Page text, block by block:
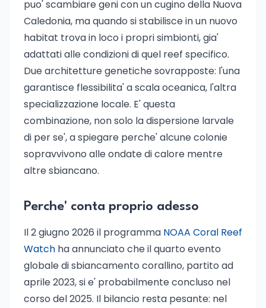
puo' scambiare geni con un cugino della Nuova
Caledonia, ma quando si stabilisce in un nuovo
habitat trova in loco i propri simbionti, gia'
adattati alle condizioni di quel reef specifico.
Due architetture genetiche sovrapposte: l'una
garantisce flessibilita' a scala oceanica, l'altra
specializzazione locale. E' questa
combinazione, non solo la dispersione larvale
di per se', a spiegare perche' alcune colonie
sopravvivono alle ondate di calore mentre
altre sbiancano.
Perche' conta proprio adesso
Il 2 giugno 2026 il programma NOAA Coral Reef
Watch ha annunciato che il quarto evento
globale di sbiancamento corallino, partito ad
aprile 2023, si e' probabilmente concluso nel
corso del 2025. Il bilancio resta pesante: nel